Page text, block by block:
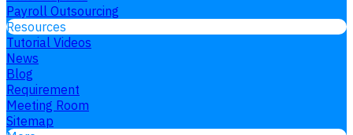
Payroll Outsourcing
Resources
Tutorial Videos
News
Blog
Requirement
Meeting Room
Sitemap